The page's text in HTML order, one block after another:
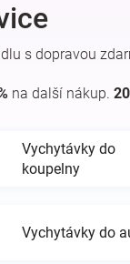
s dopravou
na další nákup.
Vychytávky do
koupelny
Vychytávky do